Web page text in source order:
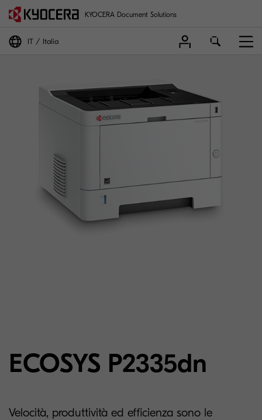
KYOCERA Document Solutions
IT Italia
ECOSYS P2335dn
Velocità, produttività ed efficienza sono le